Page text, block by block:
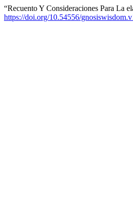
“Recuento Y Consideraciones Para La
https://doi.org/10.54556/